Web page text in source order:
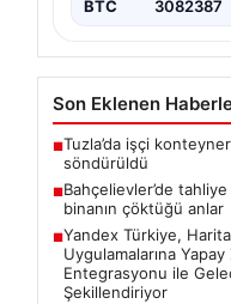
BTC 3082387
Son Eklenen
■Tuzla’da işçi
söndürüldü
■Bahçelievler’de
binanın çöktüğü anlar
■Yandex Türkiye,
Uygulamalarına Yapay
Entegrasyonu ile
Şekillendiriyor